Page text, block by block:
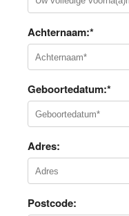
Achternaam:*
Geboortedatum:*
Adres:
Postcode: